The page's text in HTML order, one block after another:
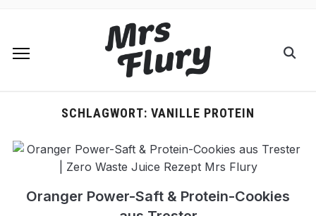
SCHLAGWORT: VANILLE PROTEIN
Oranger Power-Saft & Protein-Cookies